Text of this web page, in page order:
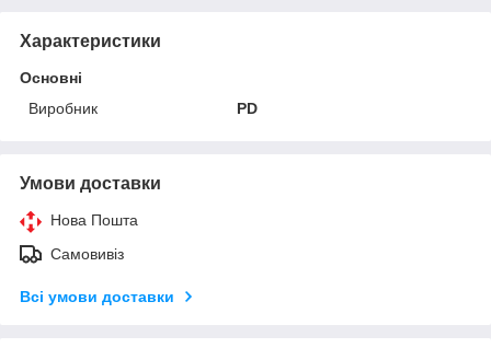
Характеристики
Основні
Виробник
PD
Умови доставки
Нова Пошта
Самовивіз
Всі умови доставки